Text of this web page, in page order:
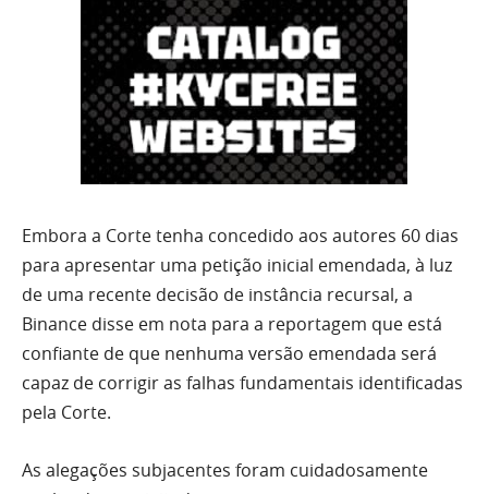
Embora a Corte tenha concedido aos autores 60 dias
para apresentar uma petição inicial emendada, à luz
de uma recente decisão de instância recursal, a
Binance disse em nota para a reportagem que está
confiante de que nenhuma versão emendada será
capaz de corrigir as falhas fundamentais identificadas
pela Corte.
As alegações subjacentes foram cuidadosamente